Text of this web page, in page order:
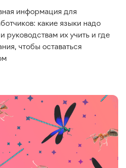
информация для
: какие языки надо
руководствам их учить и где
чтобы оставаться